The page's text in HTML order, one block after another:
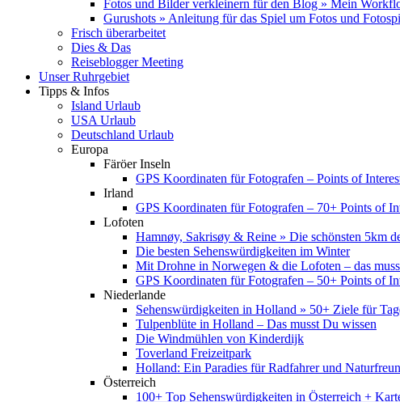
Fotos und Bilder verkleinern für den Blog » Mein
Gurushots » Anleitung für das Spiel um Fotos und
Frisch überarbeitet
Dies & Das
Reiseblogger Meeting
Unser Ruhrgebiet
Tipps & Infos
Island Urlaub
USA Urlaub
Deutschland Urlaub
Europa
Färöer Inseln
GPS Koordinaten für Fotografen – Points of
Irland
GPS Koordinaten für Fotografen – 70+ Points of
Lofoten
Hamnøy, Sakrisøy & Reine » Die schönsten 5km
Die besten Sehenswürdigkeiten im Winter
Mit Drohne in Norwegen & die Lofoten – das
GPS Koordinaten für Fotografen – 50+ Points of
Niederlande
Sehenswürdigkeiten in Holland » 50+ Ziele für
Tulpenblüte in Holland – Das musst Du wissen
Die Windmühlen von Kinderdijk
Toverland Freizeitpark
Holland: Ein Paradies für Radfahrer und
Österreich
100+ Top Sehenswürdigkeiten in Österreich +